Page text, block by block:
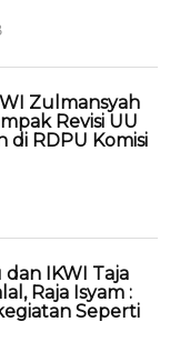
Zulmansyah
Revisi UU
di RDPU Komisi
dan IKWI Taja
Raja Isyam :
Seperti